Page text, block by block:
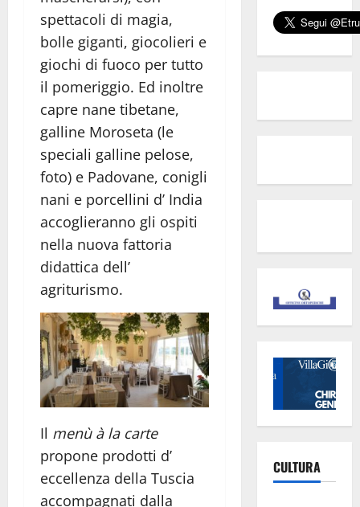
spettacoli di magia,
bolle giganti, giocolieri e
giochi di fuoco per tutto
il pomeriggio. Ed inoltre
capre nane tibetane,
galline Moroseta (le
speciali galline pelose,
foto) e Padovane, conigli
nani e porcellini d’ India
accoglieranno gli ospiti
nella nuova fattoria
didattica dell’
agriturismo.
Il menù à la carte
propone prodotti d’
eccellenza della Tuscia
accompagnati dalla
CULTURA